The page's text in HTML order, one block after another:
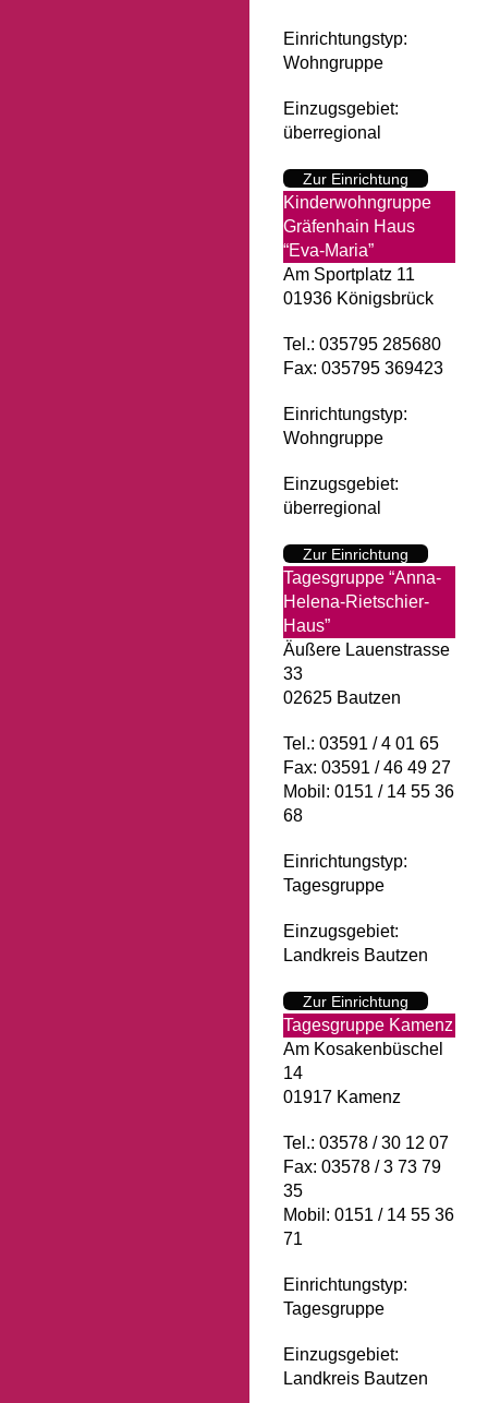
Einrichtungstyp:
Wohngruppe
Einzugsgebiet:
überregional
Zur Einrichtung
Kinderwohngruppe
Gräfenhain Haus
“Eva-Maria”
Am Sportplatz 11
01936 Königsbrück
Tel.: 035795 285680
Fax: 035795 369423
Einrichtungstyp:
Wohngruppe
Einzugsgebiet:
überregional
Zur Einrichtung
Tagesgruppe “Anna-
Helena-Rietschier-
Haus”
Äußere Lauenstrasse
33
02625 Bautzen
Tel.: 03591 / 4 01 65
Fax: 03591 / 46 49 27
Mobil: 0151 / 14 55 36
68
Einrichtungstyp:
Tagesgruppe
Einzugsgebiet:
Landkreis Bautzen
Zur Einrichtung
Tagesgruppe Kamenz
Am Kosakenbüschel
14
01917 Kamenz
Tel.: 03578 / 30 12 07
Fax: 03578 / 3 73 79
35
Mobil: 0151 / 14 55 36
71
Einrichtungstyp:
Tagesgruppe
Einzugsgebiet:
Landkreis Bautzen